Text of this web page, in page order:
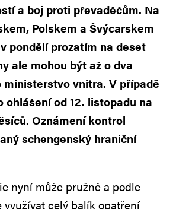
a boj proti převaděčům. Na
Polskem a Švýcarskem
pondělí prozatím na deset
ale mohou být až o dva
ministerstvo vnitra. V případě
ohlášení od 12. listopadu na
Oznámení kontrol
schengenský hraniční
nyní může pružně a podle
celý balík opatření